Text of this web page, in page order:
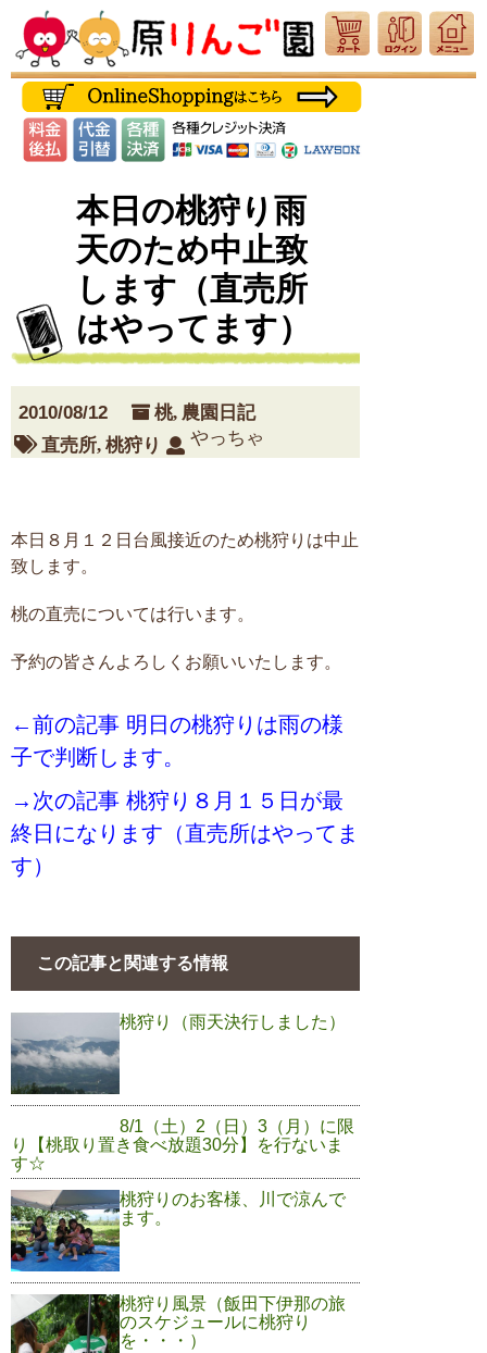
本日の桃狩り雨
天のため中止致
します（直売所
はやってます）
2010/08/12 桃, 農園日記
直売所, 桃狩り やっちゃ
本日８月１２日台風接近のため桃狩りは中止
致します。
桃の直売については行います。
予約の皆さんよろしくお願いいたします。
←前の記事 明日の桃狩りは雨の様
子で判断します。
→次の記事 桃狩り８月１５日が最
終日になります（直売所はやってま
す）
この記事と関連する情報
桃狩り（雨天決行しました）
8/1（土）2（日）3（月）に限
り【桃取り置き食べ放題30分】を行ないま
す☆
桃狩りのお客様、川で涼んで
ます。
桃狩り風景（飯田下伊那の旅
のスケジュールに桃狩り
を・・・）